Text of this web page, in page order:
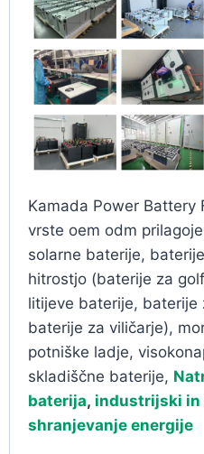
Kamada Power Battery
vrste oem odm
solarne baterije,
hitrostjo (baterije za
litijeve baterije, baterije
baterije za viličarje),
potniške ladje,
skladiščne baterije,
baterija, industrijski in
shranjevanje energije